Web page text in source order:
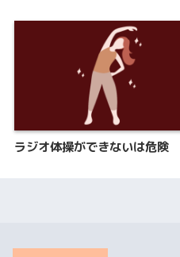
ラジオ体操ができないは危険